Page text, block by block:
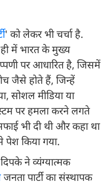
' को लेकर भी चर्चा है.
ही में भारत के मुख्य
पर आधारित है, जिसमें
जैसे होते हैं, जिन्हें
सोशल मीडिया या
पर हमला करने लगते
भी दी थी और कहा था
किया गया.
ने व्यंग्यात्मक
जनता पार्टी का संस्थापक